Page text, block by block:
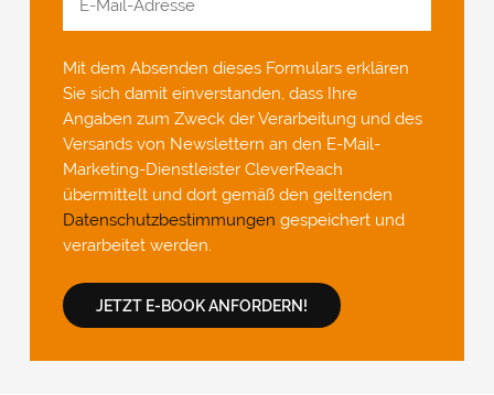
Mit dem Absenden dieses Formulars erklären
Sie sich damit einverstanden, dass Ihre
Angaben zum Zweck der Verarbeitung und des
Versands von Newslettern an den E-Mail-
Marketing-Dienstleister CleverReach
übermittelt und dort gemäß den geltenden
Datenschutzbestimmungengespeichert und
verarbeitet werden.
JETZT E-BOOK ANFORDERN!